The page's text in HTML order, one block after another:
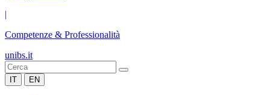
|
Competenze & Professionalità
unibs.it
IT EN